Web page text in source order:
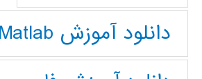
دانلود آموزش Matlab